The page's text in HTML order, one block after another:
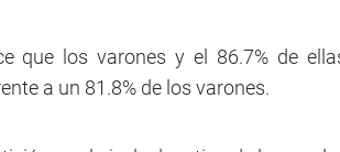
que los varones y el 86.7% de
a un 81.8% de los varones.